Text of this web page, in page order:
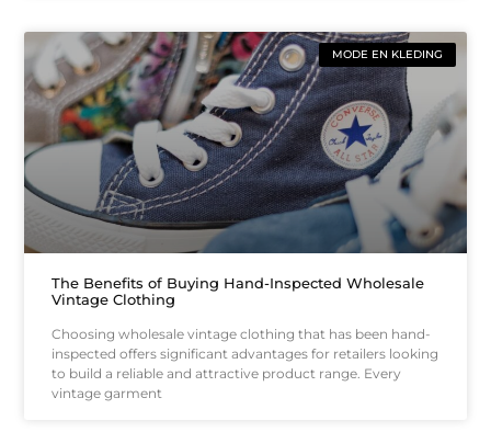
MODE EN KLEDING
The Benefits of Buying Hand-Inspected Wholesale
Vintage Clothing
Choosing wholesale vintage clothing that has been hand-
inspected offers significant advantages for retailers looking
to build a reliable and attractive product range. Every
vintage garment